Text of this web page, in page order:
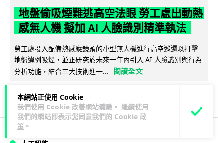
本網站正使用 Cookie
我們使用 Cookie 改善網站體驗。 繼續使用
我們的網站即表示您同意我們的 Cookie 政
策 。
地盤偷吸煙難逃高空法眼 勞工處出動熱
感無人機 擬加 AI 人臉識別精準執法
勞工處投入配備熱感應鏡頭的小型無人機進行高空巡邏以打擊
地盤違例吸煙，並正研究於未來一年內引入 AI 人臉識別與行為
分析功能，結合三大技術進一...
閱讀全文
246 55 分享